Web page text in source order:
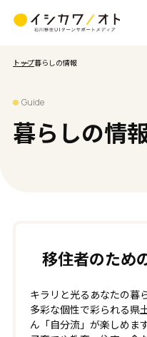
トップ暮らしの情報
Guide
暮らしの情
移住者のため
キラリと光るあなたの暮
多彩な個性で彩られる県
ん「自分流」が楽しめます